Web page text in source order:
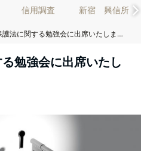
信用調査 新宿 興信所
個人情報保護法に関する勉強会に出席いたしました
勉強会に出席いたし